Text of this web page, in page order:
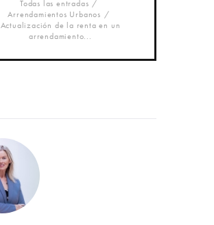
Todas las entradas
Arrendamientos Urbanos
Actualización de la renta en un
arrendamiento...